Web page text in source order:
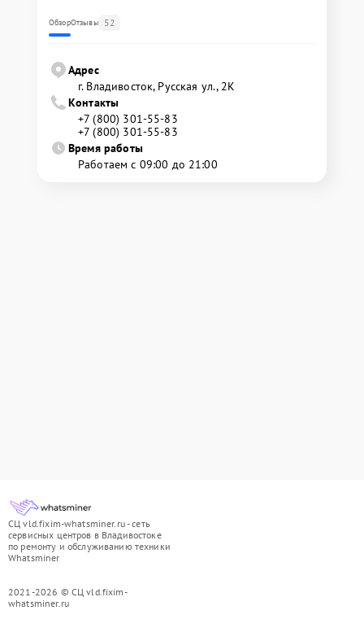
ОбзорОтзывы 52
Адрес
г. Владивосток, Русская ул., 2К
Контакты
+7 (800) 301-55-83
+7 (800) 301-55-83
Время работы
Работаем с 09:00 до 21:00
СЦ vld.fixim-whatsminer.ru - сеть
сервисных центров в Владивостоке
по ремонту и обслуживанию техники
Whatsminer
2021-2026 © СЦ vld.fixim-
whatsminer.ru